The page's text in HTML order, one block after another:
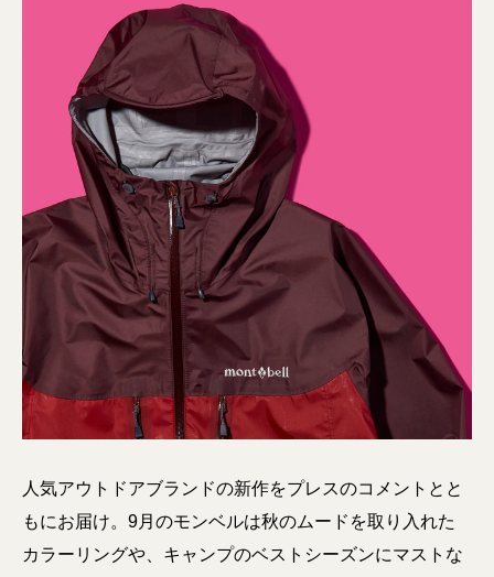
人気アウトドアブランドの新作をプレスのコメントとと
もにお届け。9月のモンベルは秋のムードを取り入れた
カラーリングや、キャンプのベストシーズンにマストな